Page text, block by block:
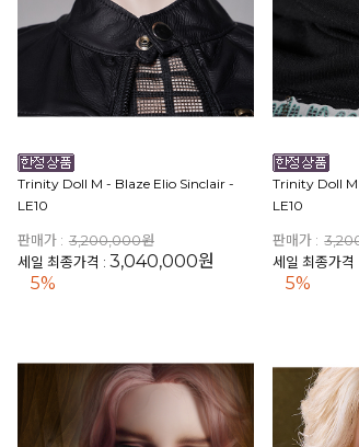
Trinity Doll M - Blaze Elio Sinclair -
LE10
판매가 : 3,200,000원
세일 최종가격 : 3,040,000원
5%
Trinity Doll
LE10
판매가 :
세일 최종가
5%